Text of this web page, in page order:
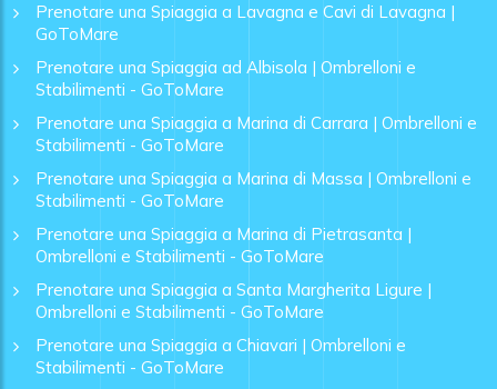
Prenotare una Spiaggia a Lavagna e Cavi di Lavagna |
GoToMare
Prenotare una Spiaggia ad Albisola | Ombrelloni e
Stabilimenti - GoToMare
Prenotare una Spiaggia a Marina di Carrara | Ombrelloni e
Stabilimenti - GoToMare
Prenotare una Spiaggia a Marina di Massa | Ombrelloni e
Stabilimenti - GoToMare
Prenotare una Spiaggia a Marina di Pietrasanta |
Ombrelloni e Stabilimenti - GoToMare
Prenotare una Spiaggia a Santa Margherita Ligure |
Ombrelloni e Stabilimenti - GoToMare
Prenotare una Spiaggia a Chiavari | Ombrelloni e
Stabilimenti - GoToMare